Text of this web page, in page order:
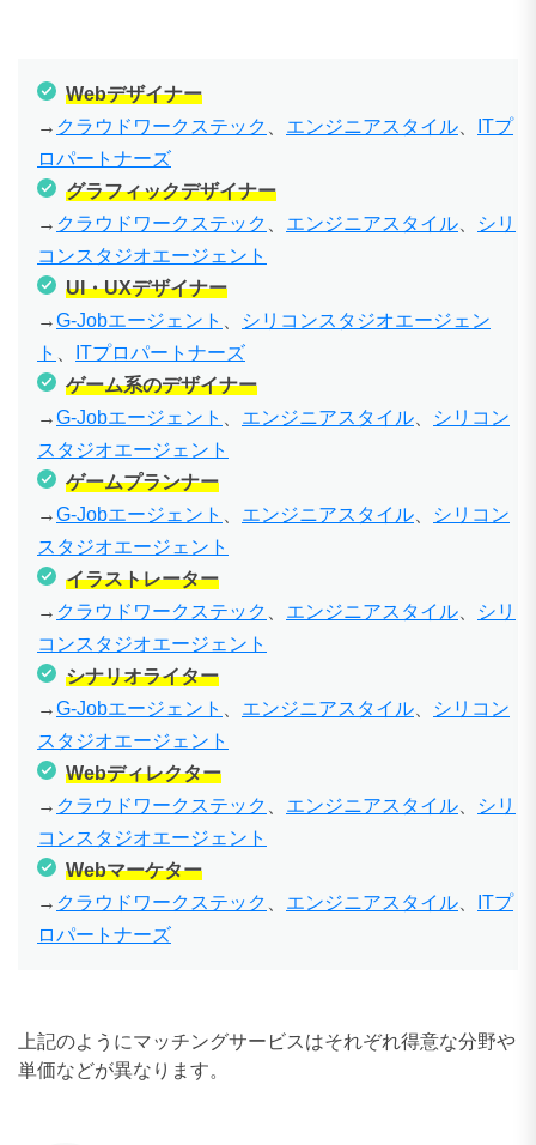
Webデザイナー
→ クラウドワークステック エンジニアスタイル
ITプ
ロパートナーズ
グラフィックデザイナー
→ クラウドワークステック エンジニアスタイル
シリ
コンスタジオエージェント
UI・UXデザイナー
→G-Jobエージェント
シリコンスタジオエージェン
ト
ITプロパートナーズ
ゲーム系のデザイナー
→G-Jobエージェント エンジニアスタイル
シリコン
スタジオエージェント
ゲームプランナー
→G-Jobエージェント エンジニアスタイル
シリコン
スタジオエージェント
イラストレーター
→ クラウドワークステック エンジニアスタイル
シリ
コンスタジオエージェント
シナリオライター
→G-Jobエージェント エンジニアスタイル
シリコン
スタジオエージェント
Webディレクター
→ クラウドワークステック エンジニアスタイル
シリ
コンスタジオエージェント
Webマーケター
→ クラウドワークステック エンジニアスタイル
ITプ
ロパートナーズ
上記のようにマッチングサービスはそれぞれ得意な分野や
単価などが異なります。